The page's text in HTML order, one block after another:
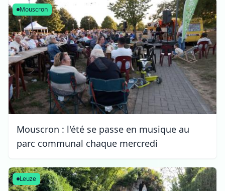
Mouscron
Mouscron : l'été se passe en musique au
parc communal chaque mercredi
Leuze